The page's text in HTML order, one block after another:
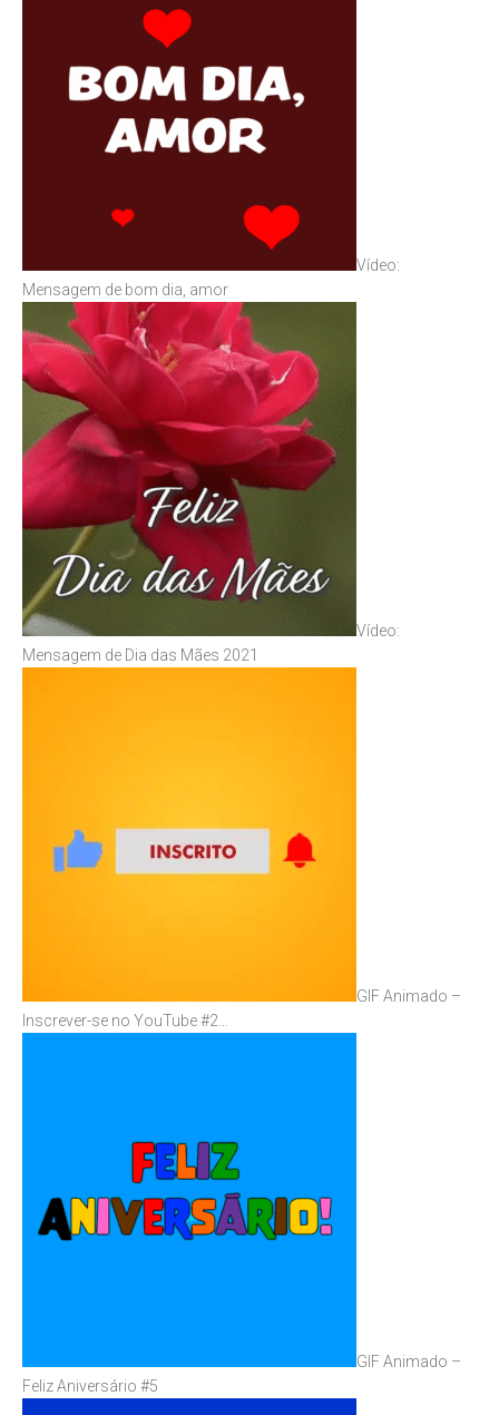
Vídeo:
Mensagem de bom dia, amor
Vídeo:
Mensagem de Dia das Mães 2021
GIF Animado –
Inscrever-se no YouTube #2…
GIF Animado –
Feliz Aniversário #5